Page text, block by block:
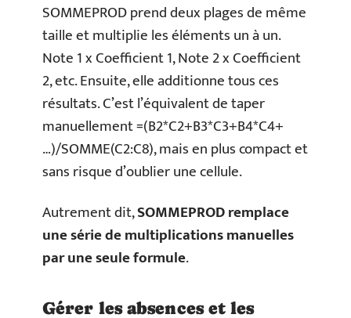
SOMMEPROD prend deux plages de même
taille et multiplie les éléments un à un.
Note 1 x Coefficient 1, Note 2 x Coefficient
2, etc. Ensuite, elle additionne tous ces
résultats. C’est l’équivalent de taper
manuellement =(B2*C2+B3*C3+B4*C4+
…)/SOMME(C2:C8), mais en plus compact et
sans risque d’oublier une cellule.
Autrement dit,SOMMEPROD remplace
une série de multiplications manuelles
par une seule formule.
Gérer les absences et les